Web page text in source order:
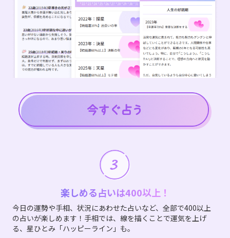
楽しめる占いは400以上！
今日の運勢や手相、状況にあわせた占いなど、全部で400以上
の占いが楽しめます！手相では、線を描くことで運気を上げ
る、星ひとみ「ハッピーライン」も。